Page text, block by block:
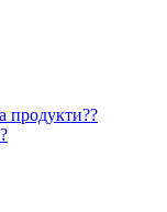
продукти??